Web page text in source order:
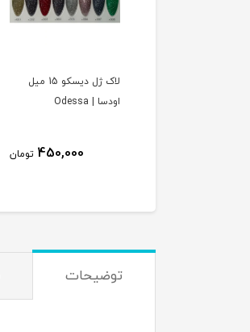
لاک ژل آیس چشم گربه
ای 15 میل اودسا |
450,000 تومان
توضیحات